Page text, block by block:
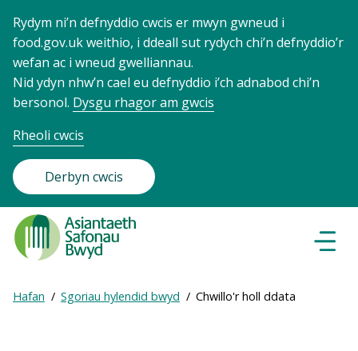
Rydym ni’n defnyddio cwcis er mwyn gwneud i
food.gov.uk weithio, i ddeall sut rydych chi’n defnyddio’r
wefan ac i wneud gwelliannau.
Nid ydyn nhw’n cael eu defnyddio i’ch adnabod chi’n
bersonol. Dysgu rhagor am gwcis
Rheoli cwcis
Derbyn cwcis
Food
Standards
Agency
Frontpage
Breadcrumb
Expand
breadcrumb
Hafan Sgoriau hylendid bwyd Chwillo'r holl ddata